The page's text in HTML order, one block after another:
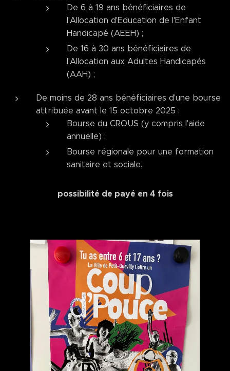
De 6 à 19 ans bénéficiaires de
l'Allocation d'Education de l'Enfant
Handicapé (AEEH) ;
De 16 à 30 ans bénéficiaires de
l'Allocation aux Adultes Handicapés
(AAH) ;
De moins de 28 ans bénéficiaires d'une bourse
attribuée avant le 15 octobre 2025 :
Bourse du CROUS (y compris l'aide
annuelle) ;
Bourse régionale pour une formation
sanitaire et sociale.
possibilité de payé en 4 fois